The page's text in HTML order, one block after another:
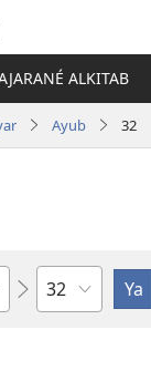
ALKITAB
Ayub 32
Bab